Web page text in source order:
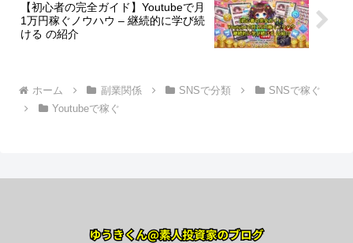
【初心者の完全ガイド】Youtubeで月
1万円稼ぐノウハウ – 継続的に学び続
ける の紹介
ホーム 副業関係 SNSで分類
SNSで稼ぐ
Youtubeで稼ぐ